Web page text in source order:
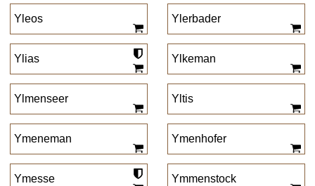
Yleos Ylerbader
Ylias Ylkeman
Ylmenseer Yltis
Ymeneman Ymenhofer
Ymesse Ymmenstock